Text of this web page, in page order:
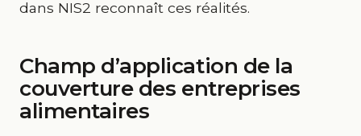
dans NIS2 reconnaît ces réalités.
Champ d’application de la
couverture des entreprises
alimentaires